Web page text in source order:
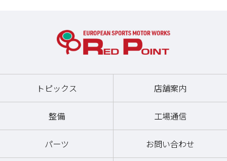
トピックス 店舗案内
整備 工場通信
パーツ お問い合わせ